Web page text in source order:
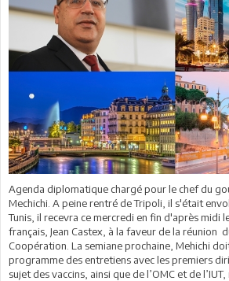
Agenda diplomatique chargé pour le chef du
Mechichi. A peine rentré de Tripoli, il s'était
Tunis, il recevra ce mercredi en fin d'après midi
français, Jean Castex, à la faveur de la réunion
Coopération. La semiane prochaine, Mehichi
programme des entretiens avec les premiers
sujet des vaccins, ainsi que de l’OMC et de